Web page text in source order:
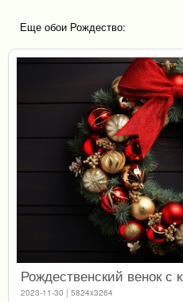
Еще обои Рождество:
Рождественский венок с
2023-11-30 | 5824x3264